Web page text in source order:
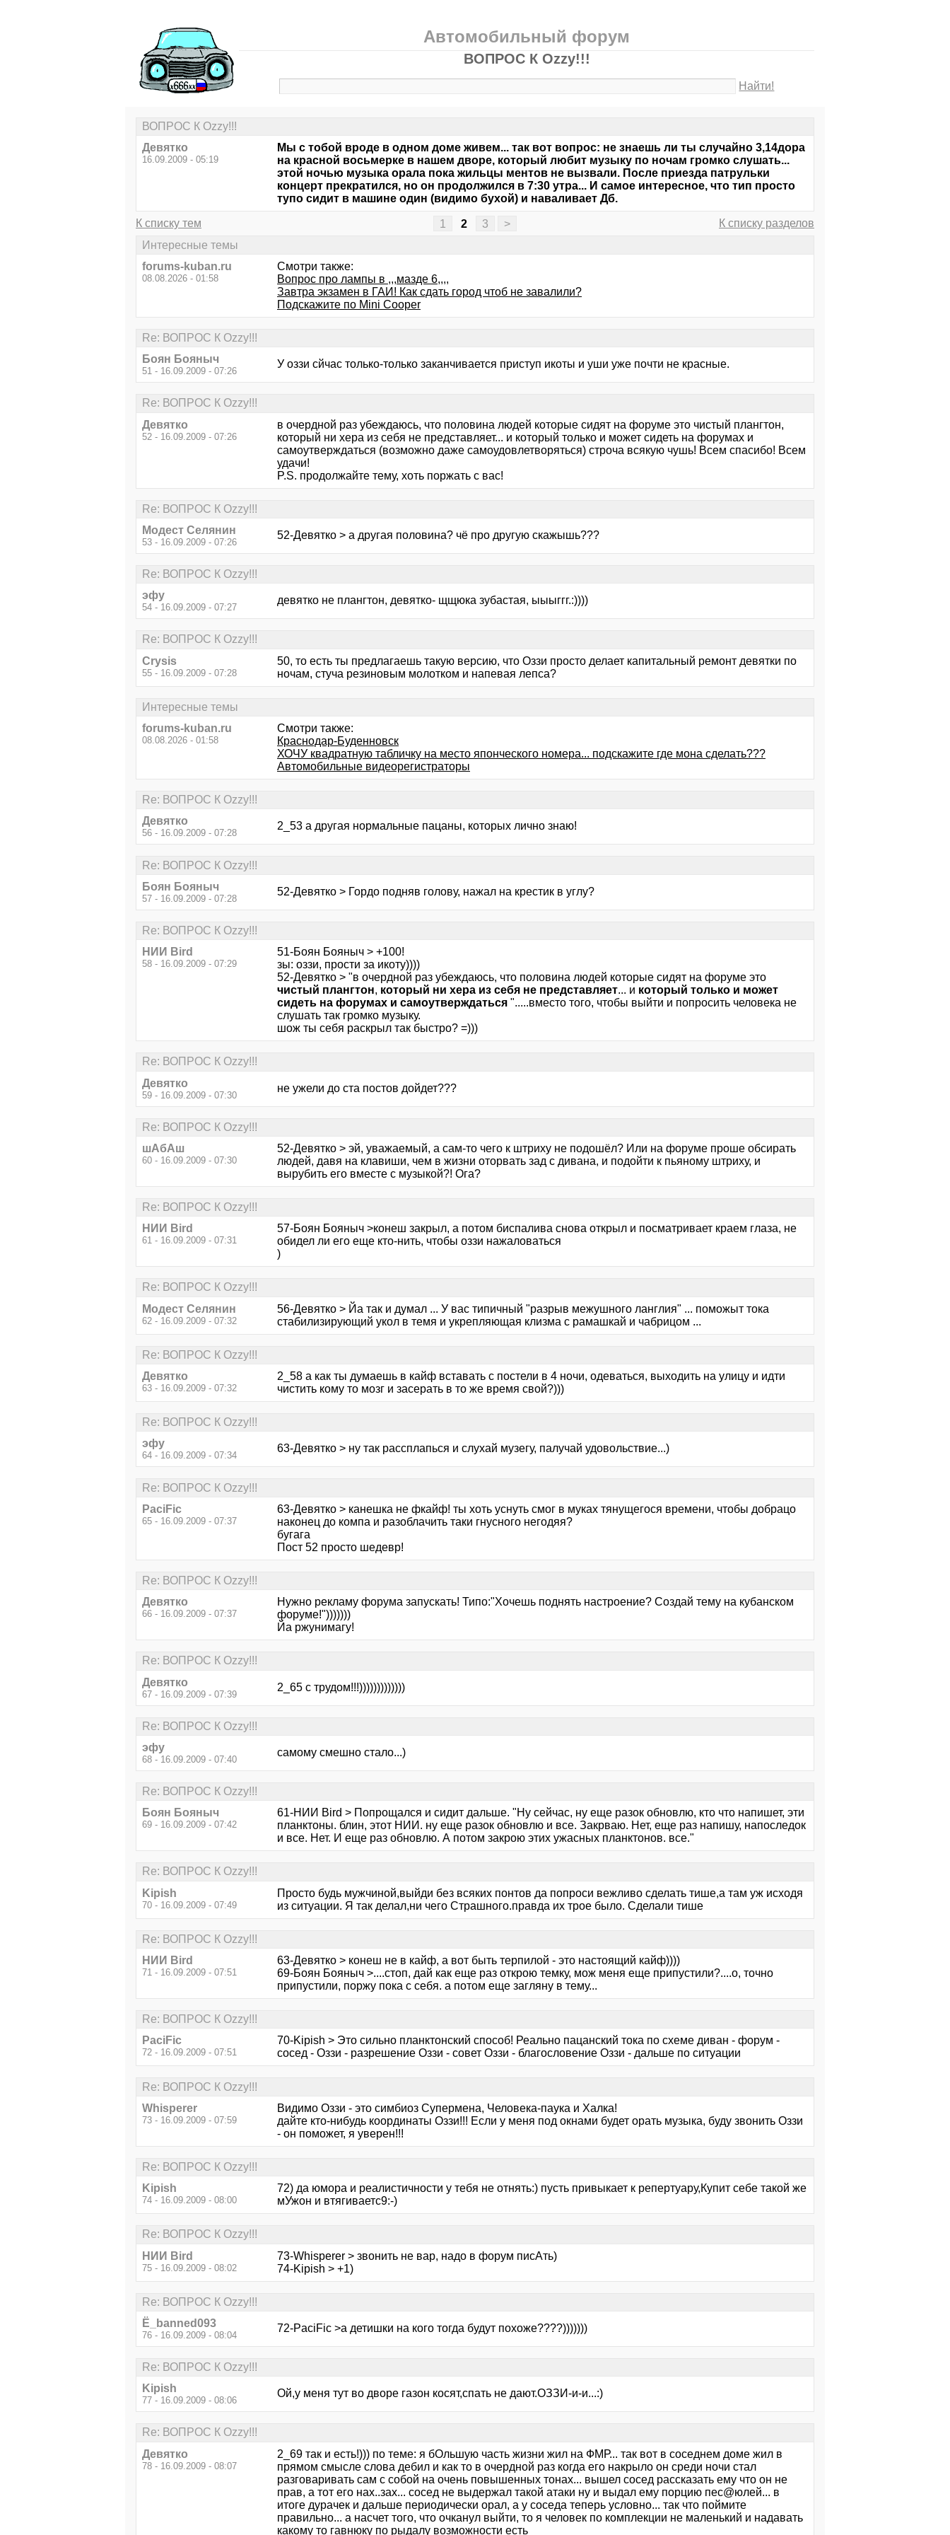
Автомобильный форум
ВОПРОС К Ozzy!!!
Найти!
ВОПРОС К Ozzy!!!
Девятко
16.09.2009 - 05:19
Мы с тобой вроде в одном доме живем... так вот вопрос: не знаешь ли ты случайно 3,14дора
на красной восьмерке в нашем дворе, который любит музыку по ночам громко слушать...
этой ночью музыка орала пока жильцы ментов не вызвали. После приезда патрульки
концерт прекратился, но он продолжился в 7:30 утра... И самое интересное, что тип просто
тупо сидит в машине один (видимо бухой) и наваливает Дб.
К списку тем 1 2 3 >
К списку разделов
Интересные темы
forums-kuban.ru
08.08.2026 - 01:58
Смотри также:
Вопрос про лампы в ,,,мазде 6,,,,
Завтра экзамен в ГАИ! Как сдать город чтоб не завалили?
Подскажите по Mini Сooper
Re: ВОПРОС К Ozzy!!!
Боян Бояныч
51 - 16.09.2009 - 07:26
У оззи сйчас только-только заканчивается приступ икоты и уши уже почти не красные.
Re: ВОПРОС К Ozzy!!!
Девятко
52 - 16.09.2009 - 07:26
в очердной раз убеждаюсь, что половина людей которые сидят на форуме это чистый плангтон,
который ни хера из себя не представляет... и который только и может сидеть на форумах и
самоутверждаться (возможно даже самоудовлетворяться) строча всякую чушь! Всем спасибо! Всем
удачи!
P.S. продолжайте тему, хоть поржать с вас!
Re: ВОПРОС К Ozzy!!!
Модест Селянин
53 - 16.09.2009 - 07:26
52-Девятко > а другая половина? чё про другую скажышь???
Re: ВОПРОС К Ozzy!!!
эфу
54 - 16.09.2009 - 07:27
девятко не плангтон, девятко- щщюка зубастая, ыыыггг.:))))
Re: ВОПРОС К Ozzy!!!
Crysis
55 - 16.09.2009 - 07:28
50, то есть ты предлагаешь такую версию, что Оззи просто делает капитальный ремонт девятки по
ночам, стуча резиновым молотком и напевая лепса?
Интересные темы
forums-kuban.ru
08.08.2026 - 01:58
Смотри также:
Краснодар-Буденновск
ХОЧУ квадратную табличку на место японческого номера... подскажите где мона сделать???
Автомобильные видеорегистраторы
Re: ВОПРОС К Ozzy!!!
Девятко
56 - 16.09.2009 - 07:28
2_53 а другая нормальные пацаны, которых лично знаю!
Re: ВОПРОС К Ozzy!!!
Боян Бояныч
57 - 16.09.2009 - 07:28
52-Девятко > Гордо подняв голову, нажал на крестик в углу?
Re: ВОПРОС К Ozzy!!!
НИИ Bird
58 - 16.09.2009 - 07:29
51-Боян Бояныч > +100!
зы: оззи, прости за икоту))))
52-Девятко > "в очердной раз убеждаюсь, что половина людей которые сидят на форуме это
чистый плангтон, который ни хера из себя не представляет... и который только и может
сидеть на форумах и самоутверждаться ".....вместо того, чтобы выйти и попросить человека не
слушать так громко музыку.
шож ты себя раскрыл так быстро? =)))
Re: ВОПРОС К Ozzy!!!
Девятко
59 - 16.09.2009 - 07:30
не ужели до ста постов дойдет???
Re: ВОПРОС К Ozzy!!!
шАбАш
60 - 16.09.2009 - 07:30
52-Девятко > эй, уважаемый, а сам-то чего к штриху не подошёл? Или на форуме проше обсирать
людей, давя на клавиши, чем в жизни оторвать зад с дивана, и подойти к пьяному штриху, и
вырубить его вместе с музыкой?! Ога?
Re: ВОПРОС К Ozzy!!!
НИИ Bird
61 - 16.09.2009 - 07:31
57-Боян Бояныч >конеш закрыл, а потом биспалива снова открыл и посматривает краем глаза, не
обидел ли его еще кто-нить, чтобы оззи нажаловаться
)
Re: ВОПРОС К Ozzy!!!
Модест Селянин
62 - 16.09.2009 - 07:32
56-Девятко > Йа так и думал ... У вас типичный "разрыв межушного ланглия" ... поможыт тока
стабилизирующий укол в темя и укрепляющая клизма с рамашкай и чабрицом ...
Re: ВОПРОС К Ozzy!!!
Девятко
63 - 16.09.2009 - 07:32
2_58 а как ты думаешь в кайф вставать с постели в 4 ночи, одеваться, выходить на улицу и идти
чистить кому то мозг и засерать в то же время свой?)))
Re: ВОПРОС К Ozzy!!!
эфу
64 - 16.09.2009 - 07:34
63-Девятко > ну так рассплапься и слухай музегу, палучай удовольствие...)
Re: ВОПРОС К Ozzy!!!
PaciFic
65 - 16.09.2009 - 07:37
63-Девятко > канешка не фкайф! ты хоть уснуть смог в муках тянущегося времени, чтобы добрацо
наконец до компа и разоблачить таки гнусного негодяя?
бугага
Пост 52 просто шедевр!
Re: ВОПРОС К Ozzy!!!
Девятко
66 - 16.09.2009 - 07:37
Нужно рекламу форума запускать! Типо:"Хочешь поднять настроение? Создай тему на кубанском
форуме!")))))))
Йа ржунимагу!
Re: ВОПРОС К Ozzy!!!
Девятко
67 - 16.09.2009 - 07:39
2_65 с трудом!!!)))))))))))))
Re: ВОПРОС К Ozzy!!!
эфу
68 - 16.09.2009 - 07:40
самому смешно стало...)
Re: ВОПРОС К Ozzy!!!
Боян Бояныч
69 - 16.09.2009 - 07:42
61-НИИ Bird > Попрощался и сидит дальше. "Ну сейчас, ну еще разок обновлю, кто что напишет, эти
планктоны. блин, этот НИИ. ну еще разок обновлю и все. Закрваю. Нет, еще раз напишу, напоследок
и все. Нет. И еще раз обновлю. А потом закрою этих ужасных планктонов. все."
Re: ВОПРОС К Ozzy!!!
Kipish
70 - 16.09.2009 - 07:49
Просто будь мужчиной,выйди без всяких понтов да попроси вежливо сделать тише,а там уж исходя
из ситуации. Я так делал,ни чего Страшного.правда их трое было. Сделали тише
Re: ВОПРОС К Ozzy!!!
НИИ Bird
71 - 16.09.2009 - 07:51
63-Девятко > конеш не в кайф, а вот быть терпилой - это настоящий кайф))))
69-Боян Бояныч >....стоп, дай как еще раз открою темку, мож меня еще припустили?....о, точно
припустили, поржу пока с себя. а потом еще загляну в тему...
Re: ВОПРОС К Ozzy!!!
PaciFic
72 - 16.09.2009 - 07:51
70-Kipish > Это сильно планктонский способ! Реально пацанский тока по схеме диван - форум -
сосед - Оззи - разрешение Оззи - совет Оззи - благословение Оззи - дальше по ситуации
Re: ВОПРОС К Ozzy!!!
Whisperer
73 - 16.09.2009 - 07:59
Видимо Оззи - это симбиоз Супермена, Человека-паука и Халка!
дайте кто-нибудь координаты Оззи!!! Если у меня под окнами будет орать музыка, буду звонить Оззи
- он поможет, я уверен!!!
Re: ВОПРОС К Ozzy!!!
Kipish
74 - 16.09.2009 - 08:00
72) да юмора и реалистичности у тебя не отнять:) пусть привыкает к репертуару,Купит себе такой же
мУжон и втягиваетс9:-)
Re: ВОПРОС К Ozzy!!!
НИИ Bird
75 - 16.09.2009 - 08:02
73-Whisperer > звонить не вар, надо в форум писАть)
74-Kipish > +1)
Re: ВОПРОС К Ozzy!!!
Ё_banned093
76 - 16.09.2009 - 08:04
72-PaciFic >а детишки на кого тогда будут похоже????)))))))
Re: ВОПРОС К Ozzy!!!
Kipish
77 - 16.09.2009 - 08:06
Ой,у меня тут во дворе газон косят,спать не дают.ОЗЗИ-и-и...:)
Re: ВОПРОС К Ozzy!!!
Девятко
78 - 16.09.2009 - 08:07
2_69 так и есть!))) по теме: я бОльшую часть жизни жил на ФМР... так вот в соседнем доме жил в
прямом смысле слова дебил и как то в очердной раз когда его накрыло он среди ночи стал
разговаривать сам с собой на очень повышенных тонах... вышел сосед рассказать ему что он не
прав, а тот его нах..зах... сосед не выдержал такой атаки ну и выдал ему порцию пес@юлей... в
итоге дурачек и дальше периодически орал, а у соседа теперь условно... так что поймите
правильно... а насчет того, что очканул выйти, то я человек по комплекции не маленький и надавать
какому то гавнюку по рыдалу возможности есть